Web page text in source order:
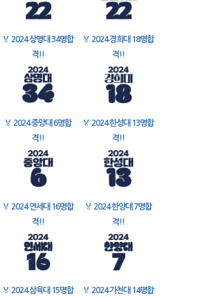
🏅 2024 상명대 34명합
격!!
🏅 2024 경희대 18명합
격!!
🏅 2024 중앙대 6명합
격!!
🏅 2024 한성대 13명합
격!!
🏅 2024 연세대 16명합
격!!
🏅 2024 한양대 7명합
격!!
🏅 2024 삼육대 15명합
🏅 2024 가천대 14명합